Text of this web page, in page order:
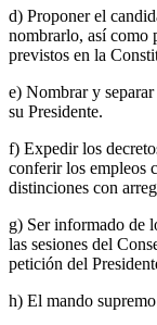
d) Proponer el
nombrarlo, así como
previstos en la
e) Nombrar y
su Presidente.
f) Expedir los
conferir los empleos
distinciones con
g) Ser informado de
las sesiones del
petición del
h) El mando